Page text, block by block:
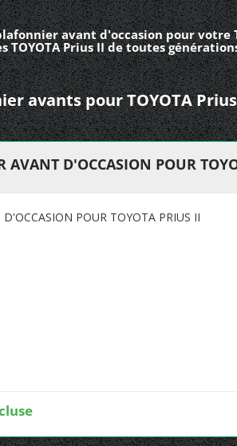
avant d'occasion pour votre
Prius II de toutes
avants pour TOYOTA Prius
AVANT D'OCCASION POUR
POUR TOYOTA PRIUS II